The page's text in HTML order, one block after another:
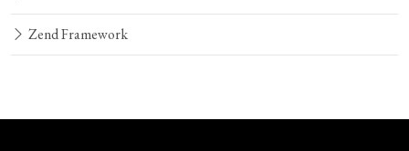
Zend Framework